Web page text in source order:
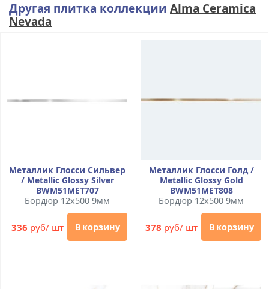
Другая плитка коллекции Alma Ceramica
Nevada
Металлик Глосси Сильвер
/ Metallic Glossy Silver
BWM51MET707
Бордюр 12x500 9мм
336 руб/ шт В корзину
Металлик Глосси Голд /
Metallic Glossy Gold
BWM51MET808
Бордюр 12x500 9мм
378 руб/ шт В корзину